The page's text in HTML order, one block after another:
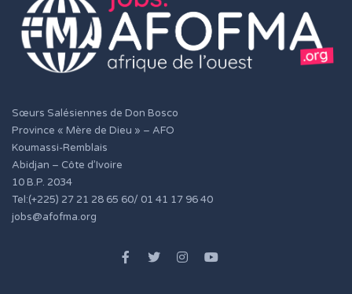
Sœurs Salésiennes de Don Bosco
Province « Mère de Dieu » – AFO
Koumassi-Remblais
Abidjan – Côte d’Ivoire
10 B.P. 2034
Tel:(+225) 27 21 28 65 60/ 01 41 17 96 40
jobs@afofma.org